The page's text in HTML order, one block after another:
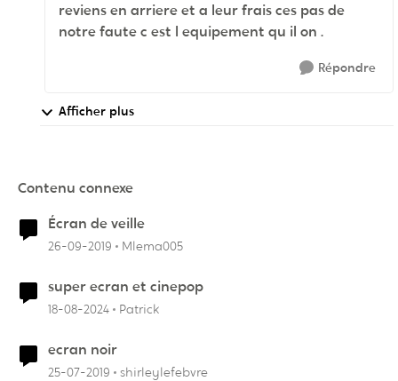
reviens en arriere et a leur frais ces pas de
notre faute c est l equipement qu il on .
Répondre
Afficher plus
Contenu connexe
Écran de veille
26-09-2019 Mlema005
super ecran et cinepop
18-08-2024 Patrick
ecran noir
25-07-2019 shirleylefebvre